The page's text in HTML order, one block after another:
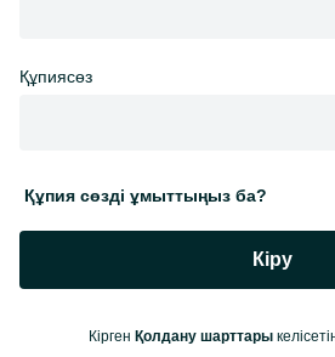
Құпиясөз
Құпия сөзді ұмыттыңыз ба?
Кіру
Кірген Қолдану шарттары